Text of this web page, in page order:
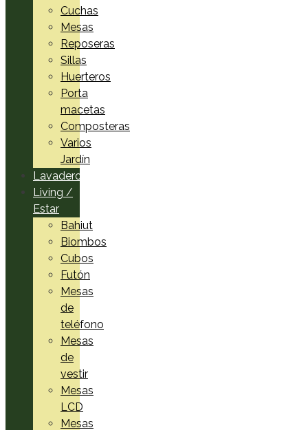
Cuchas
Mesas
Reposeras
Sillas
Huerteros
Porta
macetas
Composteras
Varios
Jardín
Lavadero
Living /
Estar
Bahiut
Biombos
Cubos
Futón
Mesas
de
teléfono
Mesas
de
vestir
Mesas
LCD
Mesas